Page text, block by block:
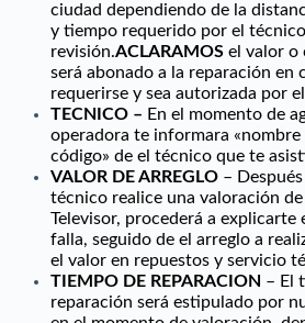
ciudad dependiendo de la
y tiempo requerido por el
revisión.ACLARAMOS el valor o
será abonado a la reparación en
requerirse y sea autorizada por
TECNICO – En el momento de
operadora te informara
código» de el técnico que te
VALOR DE ARREGLO –
técnico realice una valoración
Televisor, procederá a explicarte
falla, seguido de el arreglo a
el valor en repuestos y servicio
TIEMPO DE REPARACION – El
reparación será estipulado por